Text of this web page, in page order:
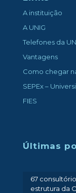
A instituição
A UNIG
Telefones da
Vantagens
Como chegar
SEPEx –
FIES
Últimas
67
estrutura da